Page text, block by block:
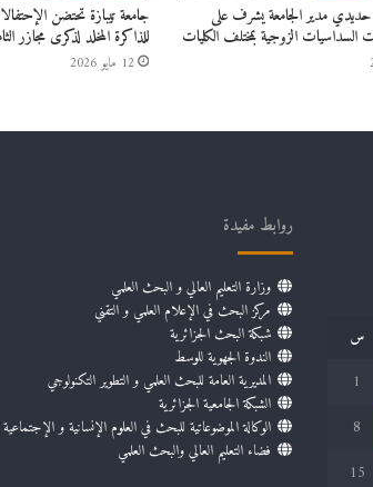
حديدي مدير الجامعة يشرف على
السداسيات الزوجية بمختلف الكليات
جامعة تيبازة تحتضن
للذاكرة المخلد لذكرى مجازر
12 مايو 2026
س
1
8
15
روابط مفيدة
وزارة التعليم العالي و البحث العلمي
مركز البحث في الإعلام العلمي و التقني
شبكة البحث الجزائرية
الندوة الجهوية للوسط
المديرية العامة للبحث العلمي و التطوير التكنولوجي
الشبكة الجامعية الجزائرية
الوكالة الموضوعاتية للبحث في العلوم الإنسانية و الإجتماعية
فضاء التعليم العالي والبحث العلمي